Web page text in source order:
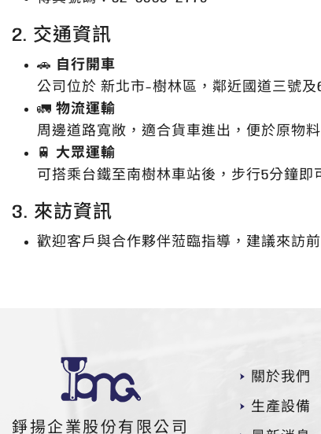
2. 交通資訊
🚗
自行開車
公司位於 新北市-樹林區 ，鄰近國道三號
🚛 物流運輸
周邊道路寬敞，適合貨車進出，便於原物
🚆 大眾運輸
可搭乘台鐵至南樹林車站後，步行5分鐘即
3. 來訪資訊
歡迎客戶與合作夥伴蒞臨指導，建議來訪
錚揚企業股份有限公司
關於我們
生產設備